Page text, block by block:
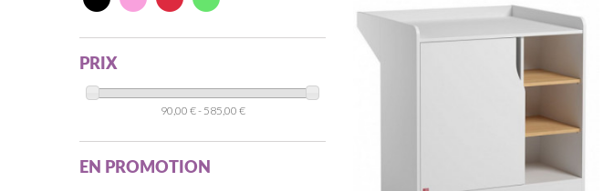
PRIX
90,00 € - 585,00 €
EN PROMOTION